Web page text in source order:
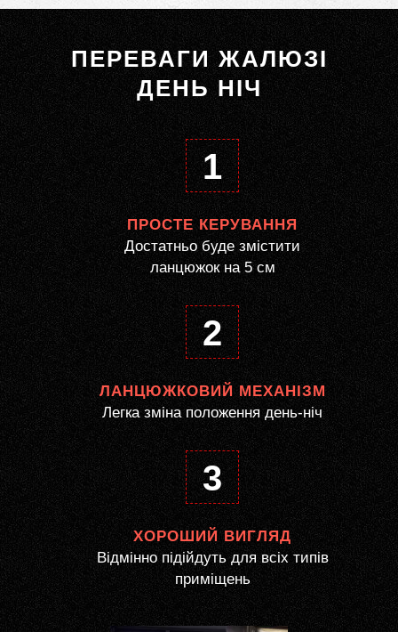
ПЕРЕВАГИ ЖАЛЮЗІ
ДЕНЬ НІЧ
1
ПРОСТЕ КЕРУВАННЯ
Достатньо буде змістити
ланцюжок на 5 см
2
ЛАНЦЮЖКОВИЙ МЕХАНІЗМ
Легка зміна положення день-ніч
3
ХОРОШИЙ ВИГЛЯД
Відмінно підійдуть для всіх типів
приміщень